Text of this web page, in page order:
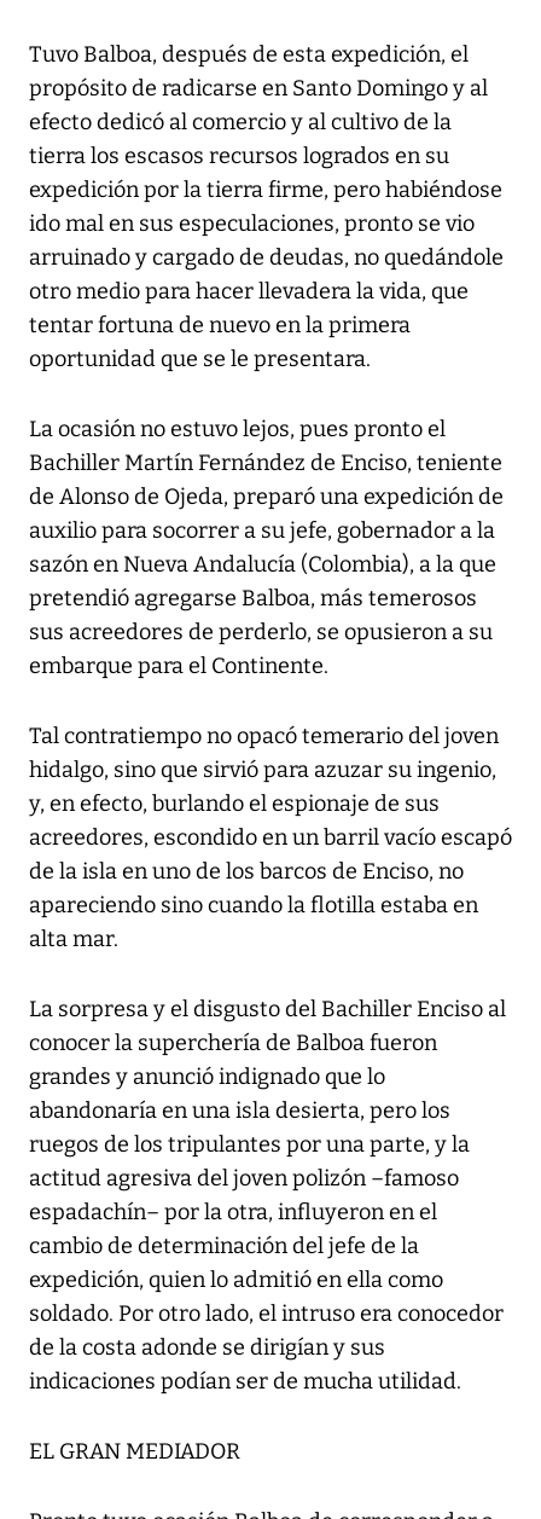
Tuvo Balboa, después de esta expedición, el
propósito de radicarse en Santo Domingo y al
efecto dedicó al comercio y al cultivo de la
tierra los escasos recursos logrados en su
expedición por la tierra firme, pero habiéndose
ido mal en sus especulaciones, pronto se vio
arruinado y cargado de deudas, no quedándole
otro medio para hacer llevadera la vida, que
tentar fortuna de nuevo en la primera
oportunidad que se le presentara.
La ocasión no estuvo lejos, pues pronto el
Bachiller Martín Fernández de Enciso, teniente
de Alonso de Ojeda, preparó una expedición de
auxilio para socorrer a su jefe, gobernador a la
sazón en Nueva Andalucía (Colombia), a la que
pretendió agregarse Balboa, más temerosos
sus acreedores de perderlo, se opusieron a su
embarque para el Continente.
Tal contratiempo no opacó temerario del joven
hidalgo, sino que sirvió para azuzar su ingenio,
y, en efecto, burlando el espionaje de sus
acreedores, escondido en un barril vacío escapó
de la isla en uno de los barcos de Enciso, no
apareciendo sino cuando la flotilla estaba en
alta mar.
La sorpresa y el disgusto del Bachiller Enciso al
conocer la superchería de Balboa fueron
grandes y anunció indignado que lo
abandonaría en una isla desierta, pero los
ruegos de los tripulantes por una parte, y la
actitud agresiva del joven polizón –famoso
espadachín– por la otra, influyeron en el
cambio de determinación del jefe de la
expedición, quien lo admitió en ella como
soldado. Por otro lado, el intruso era conocedor
de la costa adonde se dirigían y sus
indicaciones podían ser de mucha utilidad.
EL GRAN MEDIADOR